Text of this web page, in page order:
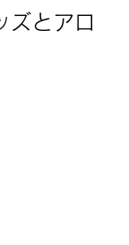
ズとアロ